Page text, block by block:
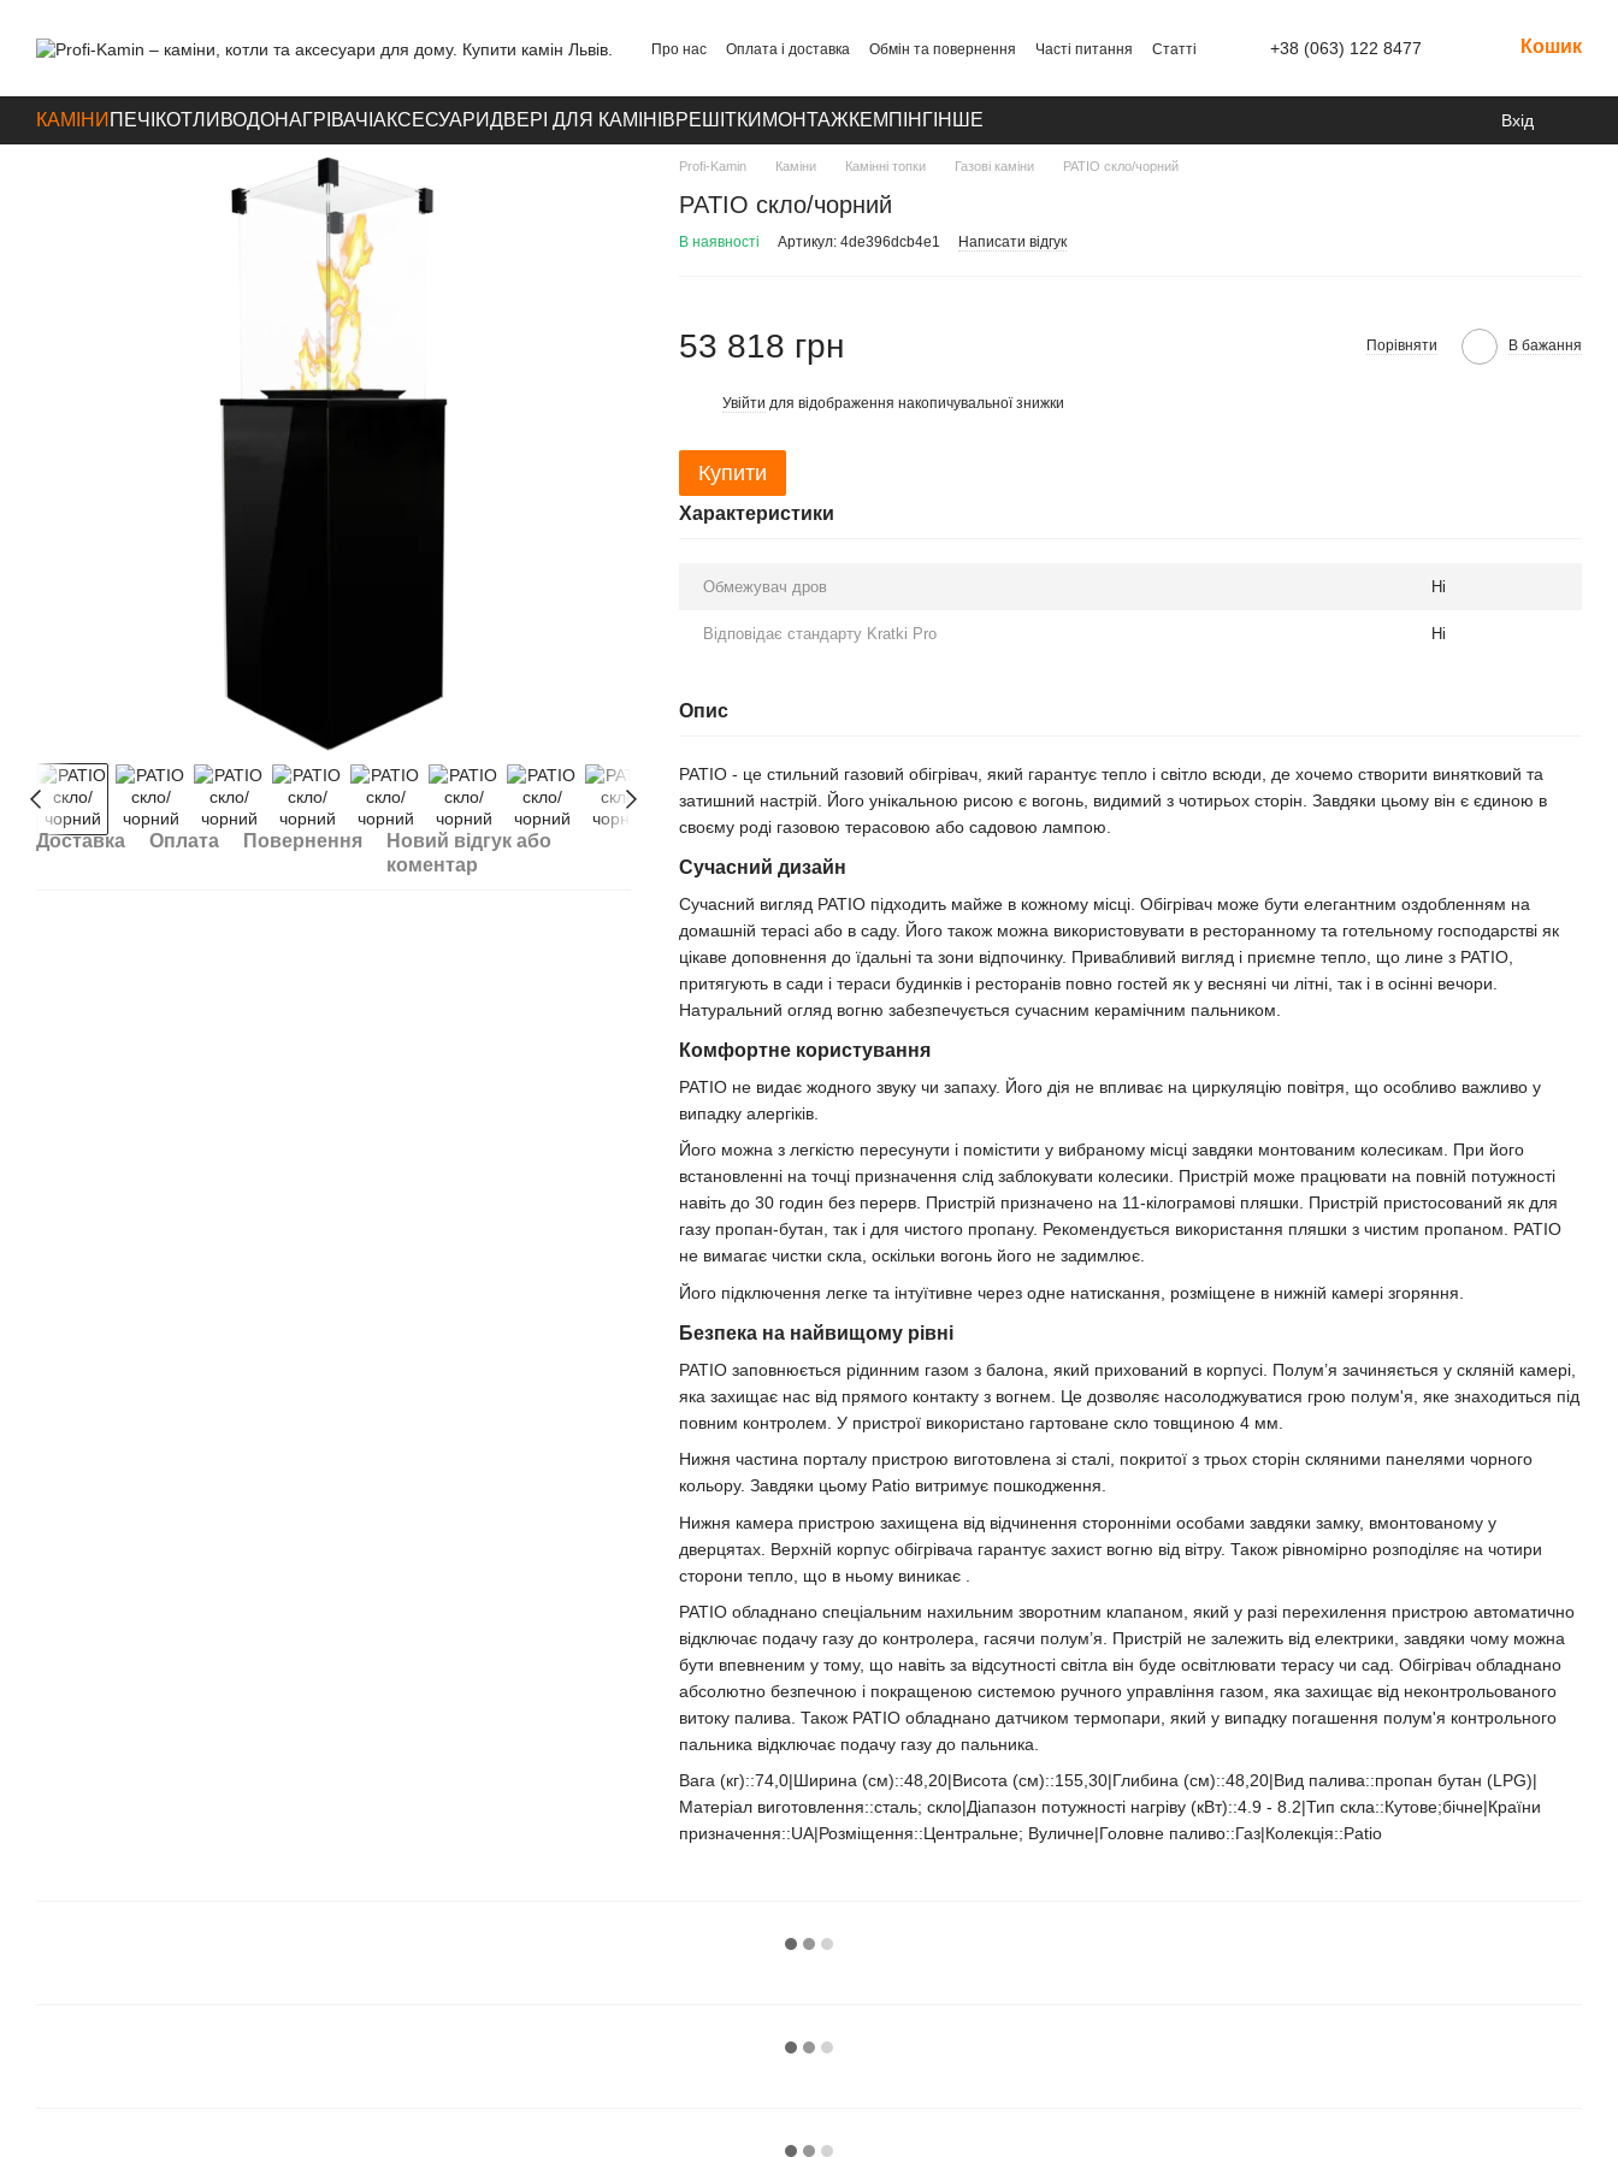
Про нас Оплата і доставка Обмін та повернення Часті питання
Статті
+38 (063) 122 8477 Кошик
КАМІНИ ПЕЧІ КОТЛИ ВОДОНАГРІВАЧІ АКСЕСУАРИДВЕРІ ДЛЯ КАМІНІВРЕШІТКИ МОНТАЖКЕМПІНГ ІНШЕ Вхід
Доставка Оплата Повернення
Новий відгук або
коментар
Profi-Kamin Каміни Камінні топки Газові каміни PATIO скло/чорний
PATIO скло/чорний
В наявності Артикул: 4de396dcb4e1 Написати відгук
53 818 грн Порівняти В бажання
Увійти для відображення накопичувальної знижки
Купити
Характеристики
Обмежувач дров Ні
Відповідає стандарту Kratki Pro Ні
Опис
PATIO - це стильний газовий обігрівач, який гарантує тепло і світло всюди, де хочемо створити винятковий та
затишний настрій. Його унікальною рисою є вогонь, видимий з чотирьох сторін. Завдяки цьому він є єдиною в
своєму роді газовою терасовою або садовою лампою.
Сучасний дизайн
Сучасний вигляд PATIO підходить майже в кожному місці. Обігрівач може бути елегантним оздобленням на
домашній терасі або в саду. Його також можна використовувати в ресторанному та готельному господарстві як
цікаве доповнення до їдальні та зони відпочинку. Привабливий вигляд і приємне тепло, що лине з PATIO,
притягують в сади і тераси будинків і ресторанів повно гостей як у весняні чи літні, так і в осінні вечори.
Натуральний огляд вогню забезпечується сучасним керамічним пальником.
Комфортне користування
PATIO не видає жодного звуку чи запаху. Його дія не впливає на циркуляцію повітря, що особливо важливо у
випадку алергіків.
Його можна з легкістю пересунути і помістити у вибраному місці завдяки монтованим колесикам. При його
встановленні на точці призначення слід заблокувати колесики. Пристрій може працювати на повній потужності
навіть до 30 годин без перерв. Пристрій призначено на 11-кілограмові пляшки. Пристрій пристосований як для
газу пропан-бутан, так і для чистого пропану. Рекомендується використання пляшки з чистим пропаном. PATIO
не вимагає чистки скла, оскільки вогонь його не задимлює.
Його підключення легке та інтуїтивне через одне натискання, розміщене в нижній камері згоряння.
Безпека на найвищому рівні
PATIO заповнюється рідинним газом з балона, який прихований в корпусі. Полум’я зачиняється у скляній камері,
яка захищає нас від прямого контакту з вогнем. Це дозволяє насолоджуватися грою полум'я, яке знаходиться під
повним контролем. У пристрої використано гартоване скло товщиною 4 мм.
Нижня частина порталу пристрою виготовлена зі сталі, покритої з трьох сторін скляними панелями чорного
кольору. Завдяки цьому Patio витримує пошкодження.
Нижня камера пристрою захищена від відчинення сторонніми особами завдяки замку, вмонтованому у
дверцятах. Верхній корпус обігрівача гарантує захист вогню від вітру. Також рівномірно розподіляє на чотири
сторони тепло, що в ньому виникає .
PATIO обладнано спеціальним нахильним зворотним клапаном, який у разі перехилення пристрою автоматично
відключає подачу газу до контролера, гасячи полум’я. Пристрій не залежить від електрики, завдяки чому можна
бути впевненим у тому, що навіть за відсутності світла він буде освітлювати терасу чи сад. Обігрівач обладнано
абсолютно безпечною і покращеною системою ручного управління газом, яка захищає від неконтрольованого
витоку палива. Також PATIO обладнано датчиком термопари, який у випадку погашення полум'я контрольного
пальника відключає подачу газу до пальника.
Вага (кг)::74,0|Ширина (см)::48,20|Висота (см)::155,30|Глибина (см)::48,20|Вид палива::пропан бутан (LPG)|
Матеріал виготовлення::сталь; скло|Діапазон потужності нагріву (кВт)::4.9 - 8.2|Тип скла::Кутове;бічне|Країни
призначення::UA|Розміщення::Центральне; Вуличне|Головне паливо::Газ|Колекція::Patio